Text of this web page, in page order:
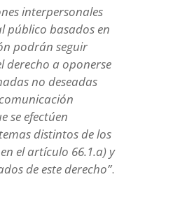
interpersonales
público basados en
podrán seguir
derecho a oponerse
no deseadas
se efectúen
distintos de los
el artículo 66.1.a) y
de este derecho”.